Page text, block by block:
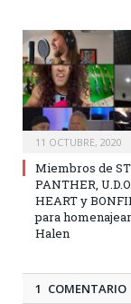
11 OCTUBRE, 2020
Miembros de
PANTHER,
HEART y
para
Halen
1 COMENTARIO